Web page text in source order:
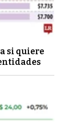
si quiere